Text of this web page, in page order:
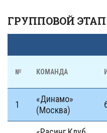
ГРУППОВОЙ ЭТАП
№ КОМАНДА
1
«Динамо»
(Москва)